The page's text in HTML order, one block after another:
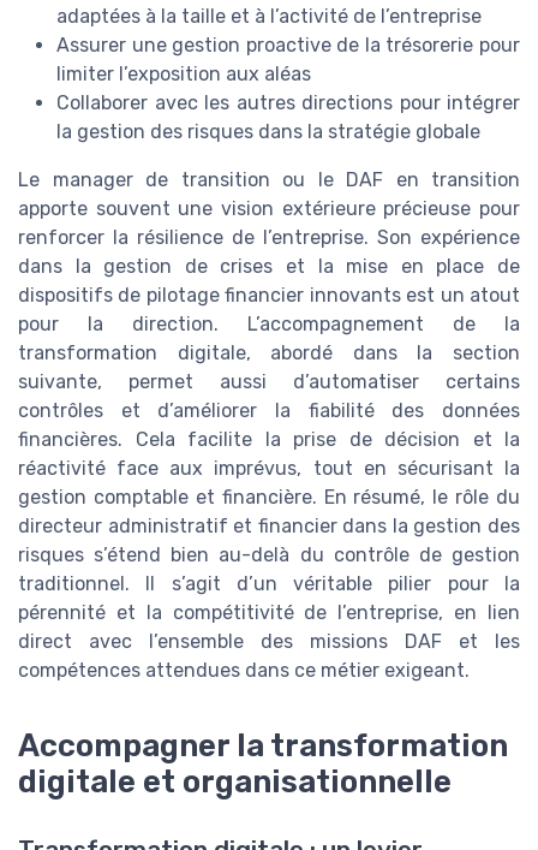
adaptées à la taille et à l’activité de l’entreprise
Assurer une gestion proactive de la trésorerie pour
limiter l’exposition aux aléas
Collaborer avec les autres directions pour intégrer
la gestion des risques dans la stratégie globale
Le manager de transition ou le DAF en transition
apporte souvent une vision extérieure précieuse pour
renforcer la résilience de l’entreprise. Son expérience
dans la gestion de crises et la mise en place de
dispositifs de pilotage financier innovants est un atout
pour la direction. L’accompagnement de la
transformation digitale, abordé dans la section
suivante, permet aussi d’automatiser certains
contrôles et d’améliorer la fiabilité des données
financières. Cela facilite la prise de décision et la
réactivité face aux imprévus, tout en sécurisant la
gestion comptable et financière. En résumé, le rôle du
directeur administratif et financier dans la gestion des
risques s’étend bien au-delà du contrôle de gestion
traditionnel. Il s’agit d’un véritable pilier pour la
pérennité et la compétitivité de l’entreprise, en lien
direct avec l’ensemble des missions DAF et les
compétences attendues dans ce métier exigeant.
Accompagner la transformation
digitale et organisationnelle